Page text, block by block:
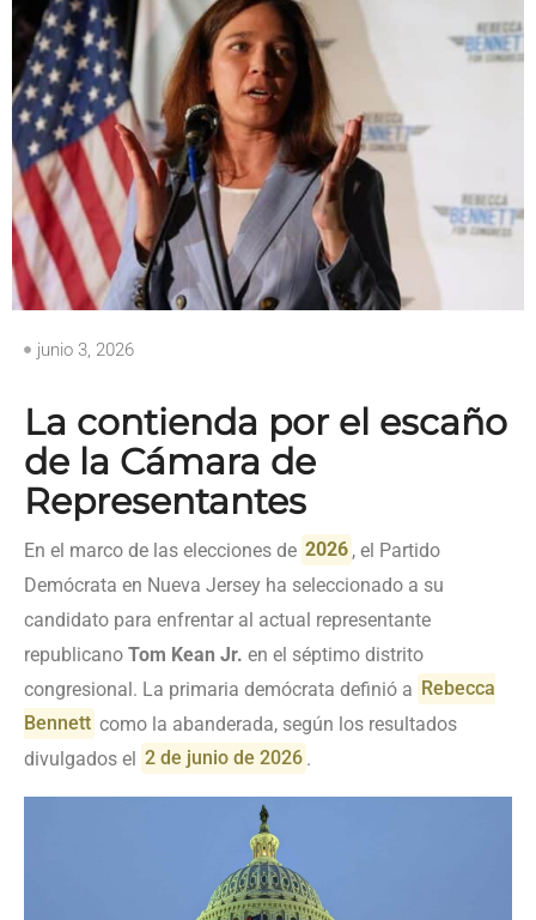
junio 3, 2026
La contienda por el escaño
de la Cámara de
Representantes
En el marco de las elecciones de 2026 , el Partido
Demócrata en Nueva Jersey ha seleccionado a su
candidato para enfrentar al actual representante
republicano Tom Kean Jr. en el séptimo distrito
congresional. La primaria demócrata definió a Rebecca
Bennett como la abanderada, según los resultados
divulgados el 2 de junio de 2026 .